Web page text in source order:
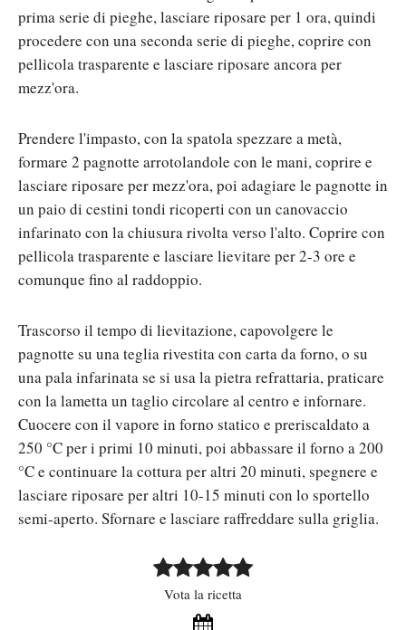
prima serie di pieghe, lasciare riposare per 1 ora, quindi
procedere con una seconda serie di pieghe, coprire con
pellicola trasparente e lasciare riposare ancora per
mezz'ora.
Prendere l'impasto, con la spatola spezzare a metà,
formare 2 pagnotte arrotolandole con le mani, coprire e
lasciare riposare per mezz'ora, poi adagiare le pagnotte in
un paio di cestini tondi ricoperti con un canovaccio
infarinato con la chiusura rivolta verso l'alto. Coprire con
pellicola trasparente e lasciare lievitare per 2-3 ore e
comunque fino al raddoppio.
Trascorso il tempo di lievitazione, capovolgere le
pagnotte su una teglia rivestita con carta da forno, o su
una pala infarinata se si usa la pietra refrattaria, praticare
con la lametta un taglio circolare al centro e infornare.
Cuocere con il vapore in forno statico e preriscaldato a
250 °C per i primi 10 minuti, poi abbassare il forno a 200
°C e continuare la cottura per altri 20 minuti, spegnere e
lasciare riposare per altri 10-15 minuti con lo sportello
semi-aperto. Sfornare e lasciare raffreddare sulla griglia.
Vota la ricetta